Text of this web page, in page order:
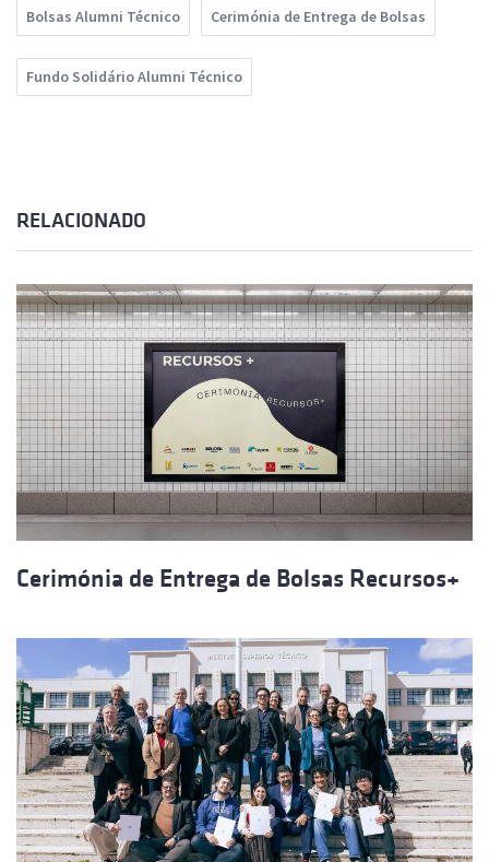
Bolsas Alumni Técnico Cerimónia de Entrega de Bolsas
Fundo Solidário Alumni Técnico
RELACIONADO
Cerimónia de Entrega de Bolsas Recursos+